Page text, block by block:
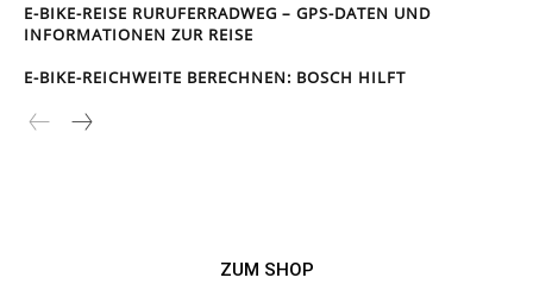
E-BIKE-REISE RUR­UFER­RAD­WEG – GPS-DATEN UND
INFORMATIONEN ZUR REISE
E-BIKE-REICHWEITE BERECHNEN: BOSCH HILFT
ZUM SHOP